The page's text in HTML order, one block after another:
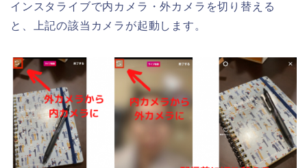
インスタライブで内カメラ・外カメラを切り替える
と、上記の該当カメラが起動します。